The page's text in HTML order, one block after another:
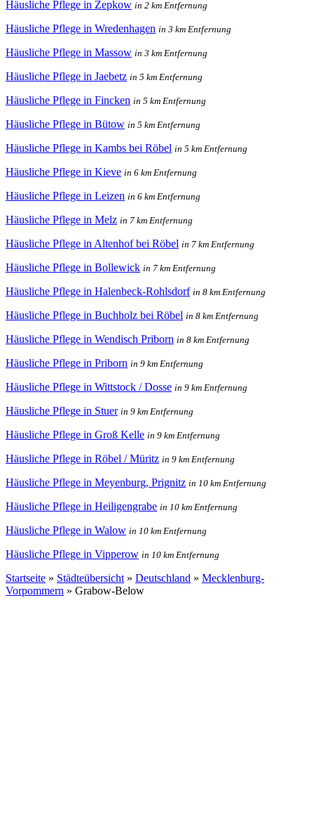
Häusliche Pflege in Zepkow in 2 km Entfernung
Häusliche Pflege in Wredenhagen in 3 km Entfernung
Häusliche Pflege in Massow in 3 km Entfernung
Häusliche Pflege in Jaebetz in 5 km Entfernung
Häusliche Pflege in Fincken in 5 km Entfernung
Häusliche Pflege in Bütow in 5 km Entfernung
Häusliche Pflege in Kambs bei Röbel in 5 km Entfernung
Häusliche Pflege in Kieve in 6 km Entfernung
Häusliche Pflege in Leizen in 6 km Entfernung
Häusliche Pflege in Melz in 7 km Entfernung
Häusliche Pflege in Altenhof bei Röbel in 7 km Entfernung
Häusliche Pflege in Bollewick in 7 km Entfernung
Häusliche Pflege in Halenbeck-Rohlsdorf in 8 km Entfernung
Häusliche Pflege in Buchholz bei Röbel in 8 km Entfernung
Häusliche Pflege in Wendisch Priborn in 8 km Entfernung
Häusliche Pflege in Priborn in 9 km Entfernung
Häusliche Pflege in Wittstock / Dosse in 9 km Entfernung
Häusliche Pflege in Stuer in 9 km Entfernung
Häusliche Pflege in Groß Kelle in 9 km Entfernung
Häusliche Pflege in Röbel / Müritz in 9 km Entfernung
Häusliche Pflege in Meyenburg, Prignitz in 10 km Entfernung
Häusliche Pflege in Heiligengrabe in 10 km Entfernung
Häusliche Pflege in Walow in 10 km Entfernung
Häusliche Pflege in Vipperow in 10 km Entfernung
Startseite » Städteübersicht » Deutschland » Mecklenburg-
Vorpommern » Grabow-Below